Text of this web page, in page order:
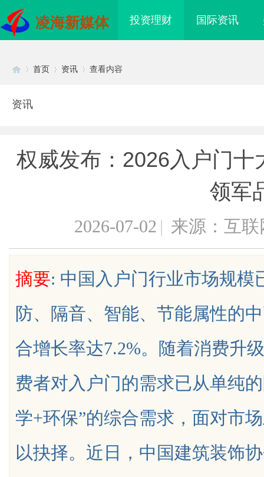
凌海新媒体 投资理财 国际资讯
uz
首页 资讯 查看内容
资讯
权威发布：2026入户门
领军
2026-07-02 | 来源：互联
摘要: 中国入户门行业市场规模
防、隔音、智能、节能属性的
合增长率达7.2%。随着消费升
费者对入户门的需求已从单纯
学+环保”的综合需求，面对市
以抉择。近日，中国建筑装饰
业秘诀？ 化策略